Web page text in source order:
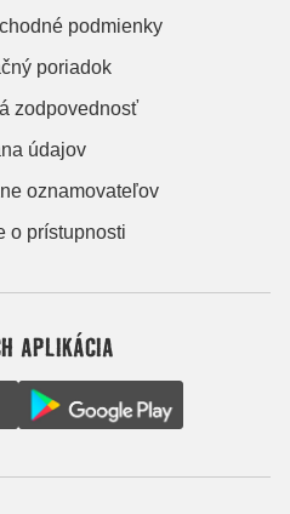
podmienky
poriadok
zodpovednosť
údajov
oznamovateľov
o prístupnosti
APLIKÁCIA